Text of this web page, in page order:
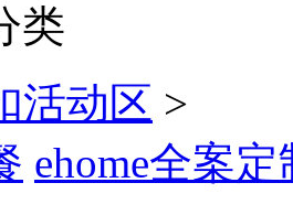
类
活动区 >
ehome全案